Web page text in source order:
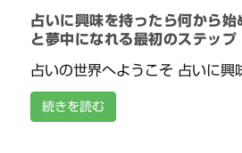
占いに興味を持ったら何から始
と夢中になれる最初のステップ
占いの世界へようこそ 占いに興
続きを読む